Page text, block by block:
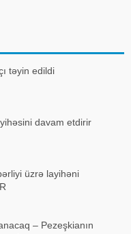
təyin edildi
davam etdirir
üzrə layihəni
– Pezeşkianın